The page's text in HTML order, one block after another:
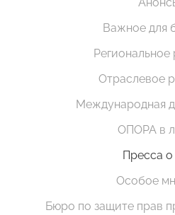
Важное для
Региональное
Отраслевое
Международная
ОПОРА в
Пресса о
Особое
Бюро по защите прав